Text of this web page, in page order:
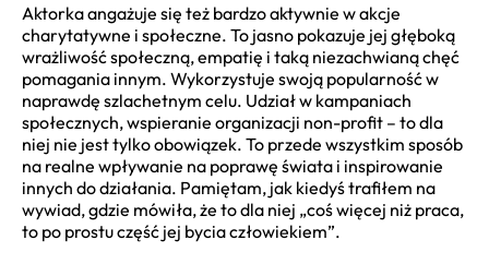
Aktorka angażuje się też bardzo aktywnie w akcje
charytatywne i społeczne. To jasno pokazuje jej głęboką
wrażliwość społeczną, empatię i taką niezachwianą chęć
pomagania innym. Wykorzystuje swoją popularność w
naprawdę szlachetnym celu. Udział w kampaniach
społecznych, wspieranie organizacji non-profit – to dla
niej nie jest tylko obowiązek. To przede wszystkim sposób
na realne wpływanie na poprawę świata i inspirowanie
innych do działania. Pamiętam, jak kiedyś trafiłem na
wywiad, gdzie mówiła, że to dla niej „coś więcej niż praca,
to po prostu część jej bycia człowiekiem”.